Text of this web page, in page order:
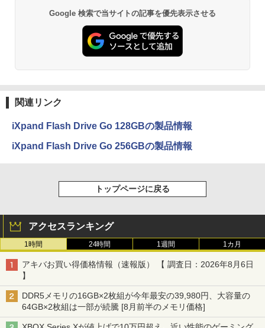
Google 検索で当サイトの記事を優先表示させる
関連リンク
iXpand Flash Drive Go 128GBの製品情報
iXpand Flash Drive Go 256GBの製品情報
トップページに戻る
アクセスランキング
1時間 24時間 1週間 1カ月
アキバお買い得価格情報（速報版） 【 調査日：2026年8月6日
】
DDR5メモリの16GB×2枚組が今年最安の39,980円、大容量の
64GB×2枚組は一部が続騰 [8月前半のメモリ価格]